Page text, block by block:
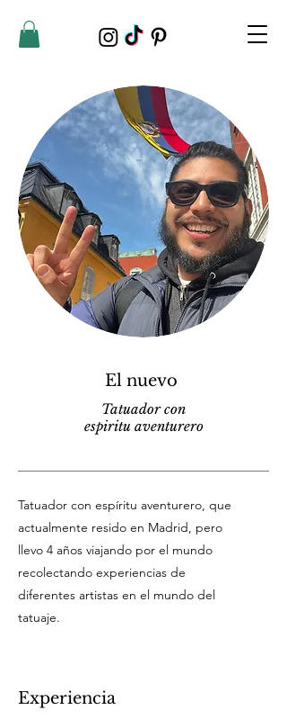
El nuevo
Tatuador con
espiritu aventurero
Tatuador con espíritu aventurero, que
actualmente resido en Madrid, pero
llevo 4 años viajando por el mundo
recolectando experiencias de
diferentes artistas en el mundo del
tatuaje.
Experiencia